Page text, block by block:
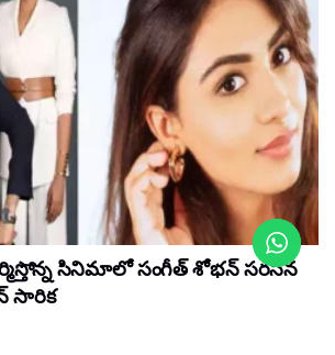
సినిమాలో సంగీత్ శోభన్ సరసన
సారిక